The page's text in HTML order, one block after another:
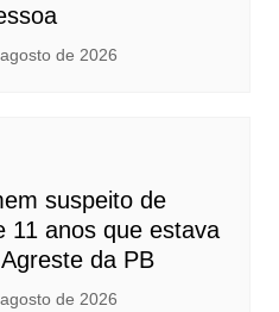
de 2026
suspeito de
11 anos que estava
da PB
de 2026